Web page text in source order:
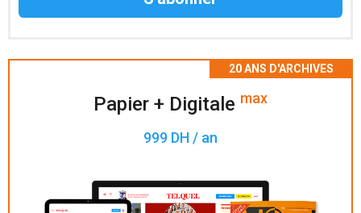
Papier + Digitale max
999 DH / an